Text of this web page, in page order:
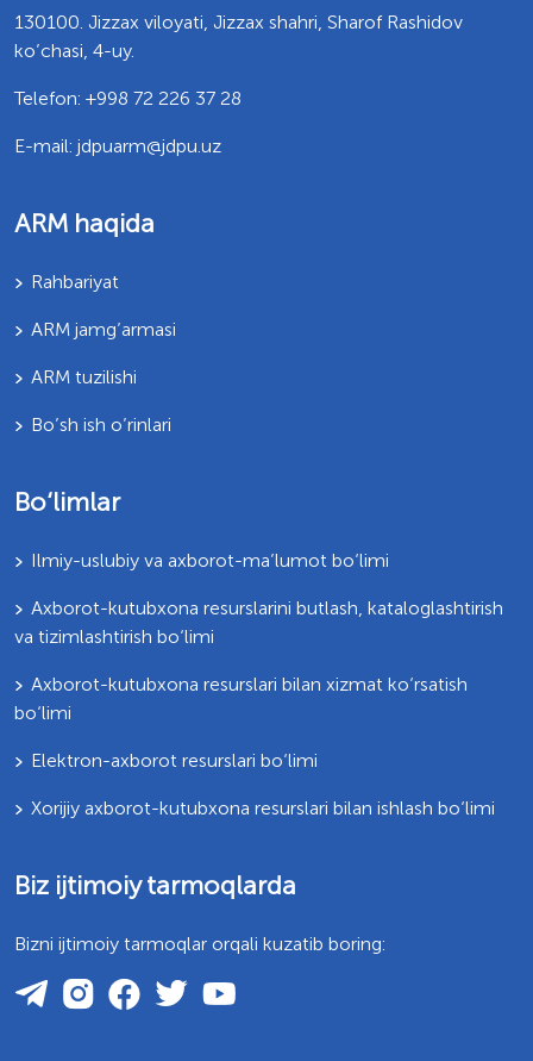
130100. Jizzax viloyati, Jizzax shahri, Sharof Rashidov
ko’chasi, 4-uy.
Telefon: +998 72 226 37 28
E-mail: jdpuarm@jdpu.uz
ARM haqida
Rahbariyat
ARM jamg’armasi
ARM tuzilishi
Bo’sh ish o’rinlari
Bo‘limlar
Ilmiy-uslubiy va axborot-ma’lumot bo‘limi
Axborot-kutubxona resurslarini butlash, kataloglashtirish
va tizimlashtirish bo‘limi
Axborot-kutubxona resurslari bilan xizmat ko‘rsatish
bo‘limi
Elektron-axborot resurslari bo‘limi
Xorijiy axborot-kutubxona resurslari bilan ishlash bo‘limi
Biz ijtimoiy tarmoqlarda
Bizni ijtimoiy tarmoqlar orqali kuzatib boring: